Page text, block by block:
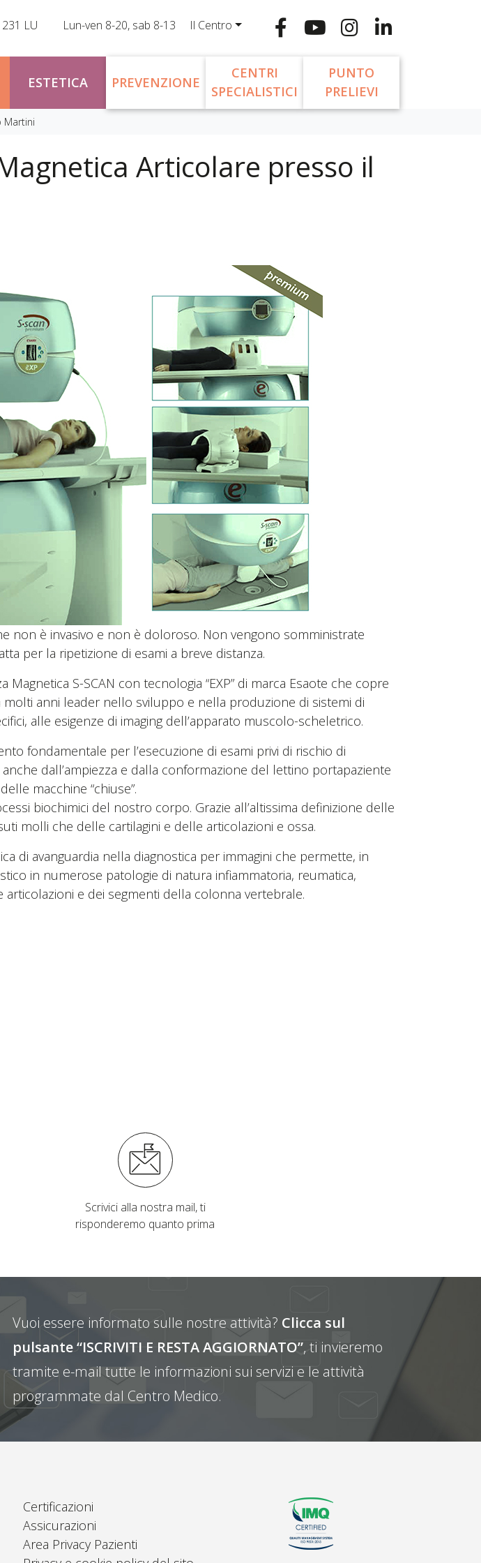
LU Lun-ven 8-20, sab 8-13 Il Centro
ESTETICA PREVENZIONE
CENTRI
SPECIALISTICI
PUNTO
PRELIEVI
Martini
Articolare presso il
non è invasivo e non è doloroso. Non vengono somministrate
per la ripetizione di esami a breve distanza.
S-SCAN con tecnologia “EXP” di marca Esaote che copre
molti anni leader nello sviluppo e nella produzione di sistemi di
alle esigenze di imaging dell’apparato muscolo-scheletrico.
fondamentale per l’esecuzione di esami privi di rischio di
dall’ampiezza e dalla conformazione del lettino portapaziente
macchine “chiuse”.
biochimici del nostro corpo. Grazie all’altissima definizione delle
molli che delle cartilagini e delle articolazioni e ossa.
di avanguardia nella diagnostica per immagini che permette, in
in numerose patologie di natura infiammatoria, reumatica,
e dei segmenti della colonna vertebrale.
Scrivici alla nostra mail, ti
risponderemo quanto prima
Vuoi essere informato sulle nostre attività? Clicca sul
pulsante “ISCRIVITI E RESTA AGGIORNATO”, ti invieremo
tramite e-mail tutte le informazioni sui servizi e le attività
programmate dal Centro Medico.
Certificazioni
Assicurazioni
Area Privacy Pazienti